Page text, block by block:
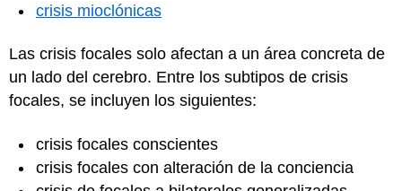
crisis mioclónicas
Las crisis focales solo afectan a un área concreta de
un lado del cerebro. Entre los subtipos de crisis
focales, se incluyen los siguientes:
crisis focales conscientes
crisis focales con alteración de la conciencia